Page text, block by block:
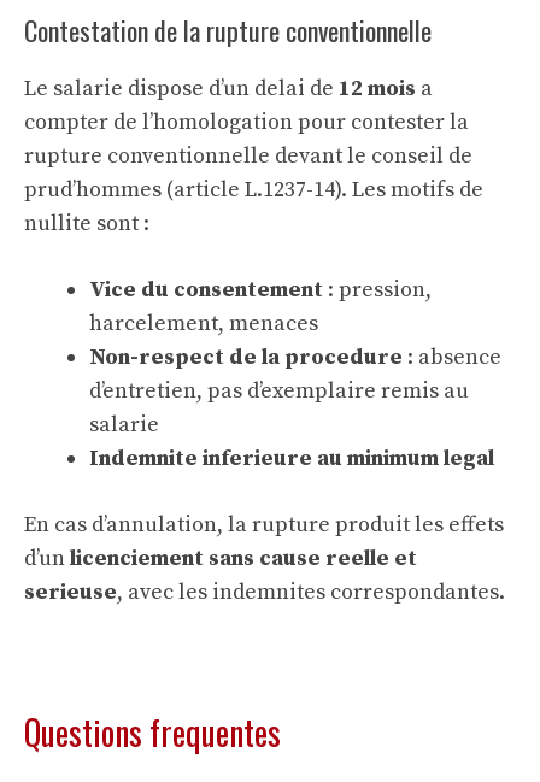
Contestation de la rupture conventionnelle
Le salarie dispose d’un delai de 12 mois a
compter de l’homologation pour contester la
rupture conventionnelle devant le conseil de
prud’hommes (article L.1237-14). Les motifs de
nullite sont :
Vice du consentement : pression,
harcelement, menaces
Non-respect de la procedure : absence
d’entretien, pas d’exemplaire remis au
salarie
Indemnite inferieure au minimum legal
En cas d’annulation, la rupture produit les effets
d’unlicenciement sans cause reelle et
serieuse, avec les indemnites correspondantes.
Questions frequentes